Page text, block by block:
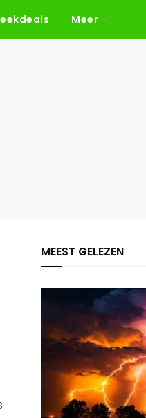
Meer
MEEST GELEZEN